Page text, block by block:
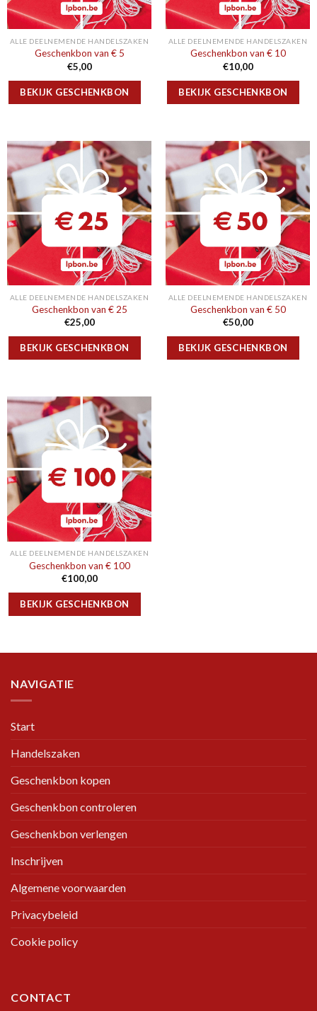
ALLE DEELNEMENDE HANDELSZAKEN
Geschenkbon van € 5
€5,00
BEKIJK GESCHENKBON
ALLE DEELNEMENDE HANDELSZAKEN
Geschenkbon van € 10
€10,00
BEKIJK GESCHENKBON
ALLE DEELNEMENDE HANDELSZAKEN
Geschenkbon van € 25
€25,00
BEKIJK GESCHENKBON
ALLE DEELNEMENDE HANDELSZAKEN
Geschenkbon van € 50
€50,00
BEKIJK GESCHENKBON
ALLE DEELNEMENDE HANDELSZAKEN
Geschenkbon van € 100
€100,00
BEKIJK GESCHENKBON
NAVIGATIE
Start
Handelszaken
Geschenkbon kopen
Geschenkbon controleren
Geschenkbon verlengen
Inschrijven
Algemene voorwaarden
Privacybeleid
Cookie policy
CONTACT